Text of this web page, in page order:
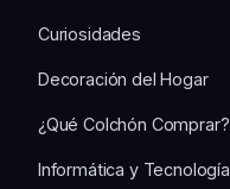
Curiosidades
Decoración del Hogar
¿Qué Colchón Comprar?
Informática y Tecnología